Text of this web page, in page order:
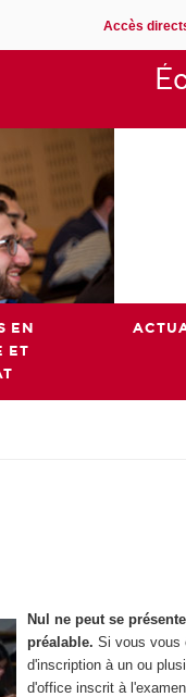
Accès
EN
ET
Nul ne peut se
préalable.Si vous vous
d'inscription à un ou
d'office inscrit à